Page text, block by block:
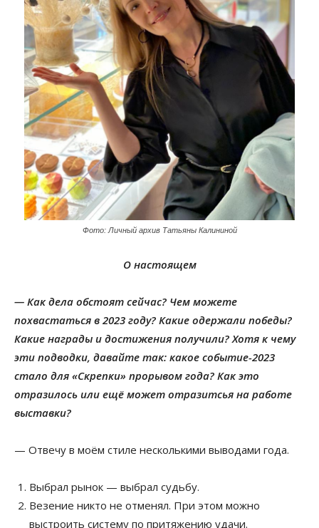
Фото: Личный архив Татьяны Калининой
О настоящем
— Как дела обстоят сейчас? Чем можете
похвастаться в 2023 году? Какие одержали победы?
Какие награды и достижения получили? Хотя к чему
эти подводки, давайте так: какое событие-2023
стало для «Скрепки» прорывом года? Как это
отразилось или ещё может отразитсья на работе
выставки?
— Отвечу в моём стиле несколькими выводами года.
Выбрал рынок — выбрал судьбу.
Везение никто не отменял. При этом можно
выстроить систему по притяжению удачи.